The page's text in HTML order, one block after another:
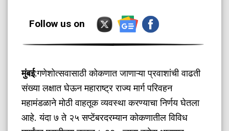
Follow us on
मुंबई:गणेशोत्सवासाठी कोकणात जाणाऱ्या प्रवाशांची वाढती
संख्या लक्षात घेऊन महाराष्ट्र राज्य मार्ग परिवहन
महामंडळाने मोठी वाहतूक व्यवस्था करण्याचा निर्णय घेतला
आहे. यंदा ७ ते २५ सप्टेंबरदरम्यान कोकणातील विविध